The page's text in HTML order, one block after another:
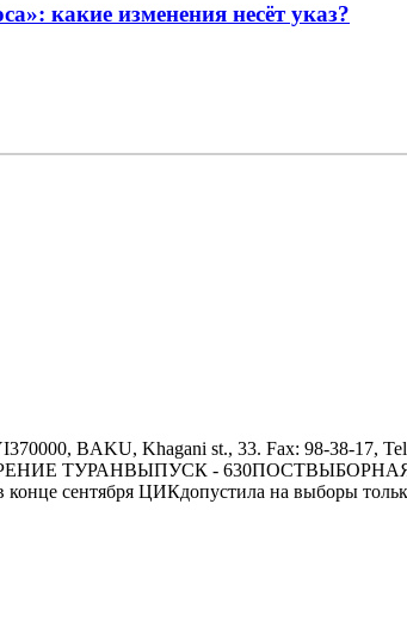
какие изменения несёт указ?
BAKU, Khagani st., 33. Fax: 98-38-17,
ТУРАНВЫПУСК -
в конце сентября ЦИКдопустила на